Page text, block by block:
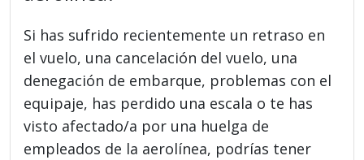
Si has sufrido recientemente un retraso en
el vuelo, una cancelación del vuelo, una
denegación de embarque, problemas con el
equipaje, has perdido una escala o te has
visto afectado/a por una huelga de
empleados de la aerolínea, podrías tener